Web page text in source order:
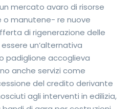
mercato avaro di risorse
o manutene- re nuove
di rigenerazione delle
un’alternativa
padiglione accoglieva
anche servizi come
del credito derivante
agli interventi in edilizia,